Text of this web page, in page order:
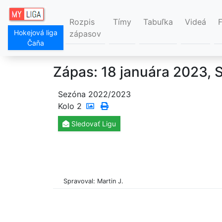
Hokejová liga
Čaňa
Rozpis
zápasov
Tímy Tabuľka Videá
Zápas: 18 januára 2023,
Sezóna 2022/2023
Kolo 2
Sledovať Ligu
Spravoval: Martin J.